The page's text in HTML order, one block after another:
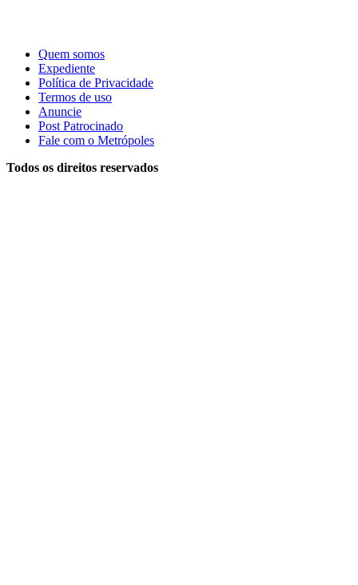
Quem somos
Expediente
Política de Privacidade
Termos de uso
Anuncie
Post Patrocinado
Fale com o Metrópoles
Todos os direitos reservados